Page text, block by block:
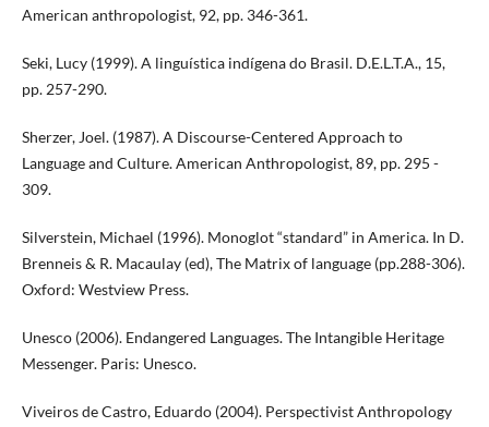
American anthropologist, 92, pp. 346-361.
Seki, Lucy (1999). A linguística indígena do Brasil. D.E.L.T.A., 15,
pp. 257-290.
Sherzer, Joel. (1987). A Discourse-Centered Approach to
Language and Culture. American Anthropologist, 89, pp. 295 -
309.
Silverstein, Michael (1996). Monoglot “standard” in America. In D.
Brenneis & R. Macaulay (ed), The Matrix of language (pp.288-306).
Oxford: Westview Press.
Unesco (2006). Endangered Languages. The Intangible Heritage
Messenger. Paris: Unesco.
Viveiros de Castro, Eduardo (2004). Perspectivist Anthropology